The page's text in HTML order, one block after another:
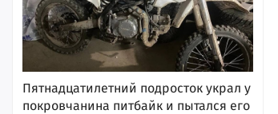
Пятнадцатилетний подросток украл у
покровчанина питбайк и пытался его